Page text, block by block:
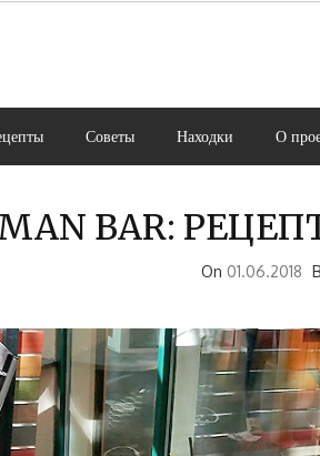
Советы Находки О
BAR:
On 01.06.2018